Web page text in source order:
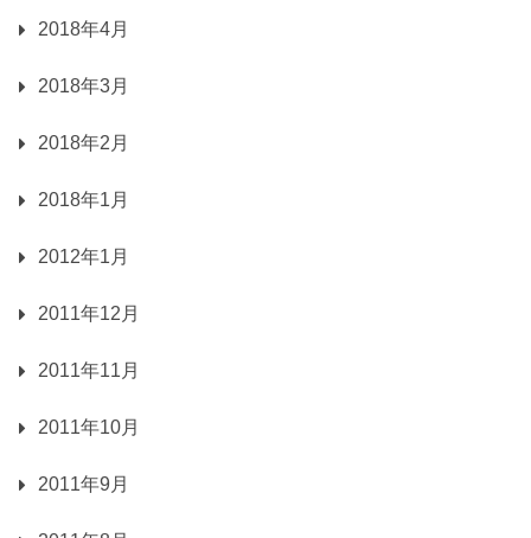
2018年4月
2018年3月
2018年2月
2018年1月
2012年1月
2011年12月
2011年11月
2011年10月
2011年9月